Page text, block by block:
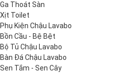
Ga Thoát Sàn
Xịt Toilet
Phụ Kiện Chậu Lavabo
Bồn Cầu - Bệ Bệt
Bộ Tủ Chậu Lavabo
Bàn Đá Chậu Lavabo
Sen Tắm - Sen Cây